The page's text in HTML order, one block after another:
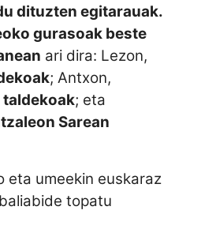
dituzten egitarauak.
gurasoak beste
ari dira: Lezon,
; Antxon,
; eta
Sarean
eta umeekin euskaraz
topatu